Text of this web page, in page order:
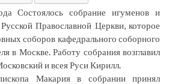
Состоялось собрание игуменов и
Православной Церкви, которое
соборов кафедрального соборного
в Москве. Работу собрания возглавил
и всея Руси Кирилл.
Макария в собрании принял